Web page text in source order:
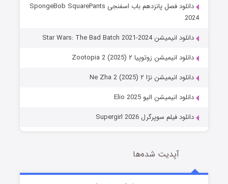
دانلود فصل پانزدهم باب اسفنجی SpongeBob SquarePants
2024
دانلود انیمیشن Star Wars: The Bad Batch 2021-2024
دانلود انیمیشن زوتوپیا ۲ Zootopia 2 (2025)
دانلود انیمیشن نژا ۲ Ne Zha 2 (2025)
دانلود انیمیشن الیو Elio 2025
دانلود فیلم سوپرگرل Supergirl 2026
آپدیت شده‌ها